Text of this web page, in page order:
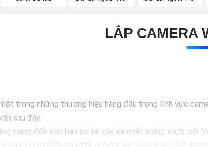
LẮP CAMERA
trong những thương hiệu hàng đầu trong lĩnh vực
sau đây:
mang đến cho bạn sự tin cậy và chất lượng vượt trội.